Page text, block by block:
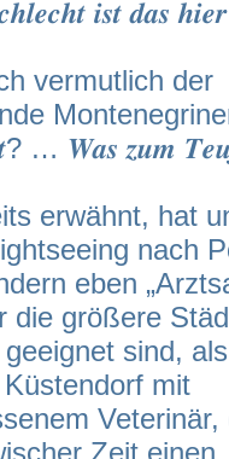
𝒊𝒔𝒕 𝒅𝒂𝒔
vermutlich der
… 𝑾𝒂𝒔 𝒛𝒖𝒎
erwähnt, hat
nach
eben
die größere
sind,
mit
Veterinär,